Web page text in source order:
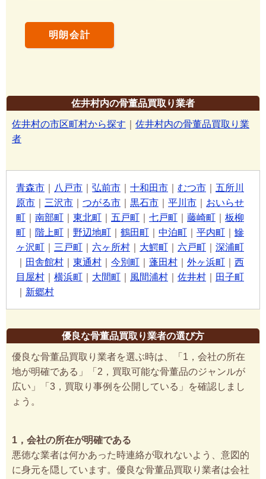
明朗会計
佐井村内の骨董品買取り業者
佐井村の市区町村から探す
佐井村内の骨董品買取り業
者
青森市 八戸市 弘前市 十和田市 むつ市
五所川
原市
三沢市 つがる市 黒石市 平川市
おいらせ
町
南部町 東北町 五戸町 七戸町 藤崎町
板柳
町
階上町 野辺地町 鶴田町 中泊町 平内町
鰺
ヶ沢町
三戸町 六ヶ所村 大鰐町 六戸町
深浦町
田舎館村 東通村 今別町 蓬田村 外ヶ浜町
西
目屋村
横浜町 大間町 風間浦村 佐井村
田子町
新郷村
優良な骨董品買取り業者の選び方
優良な骨董品買取り業者を選ぶ時は、「1，会社の所在
地が明確である」「2，買取可能な骨董品のジャンルが
広い」「3，買取り事例を公開している」を確認しまし
ょう。
1，会社の所在が明確である
悪徳な業者は何かあった時連絡が取れないよう、意図的
に身元を隠しています。優良な骨董品買取り業者は会社